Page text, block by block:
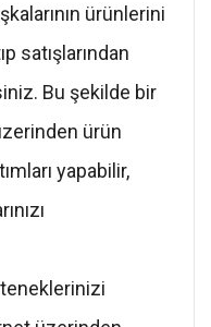
ürünlerini
satışlarından
Bu şekilde bir
ürün
yapabilir,